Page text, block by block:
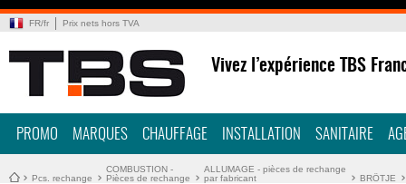
FR/fr Prix nets hors TVA
Vivez l’expérience TBS
PROMO MARQUES CHAUFFAGE INSTALLATION SANITAIRE
Pcs. rechange
COMBUSTION -
Pièces de rechange
ALLUMAGE - pièces de rechange
par fabricant
BRÖTJE